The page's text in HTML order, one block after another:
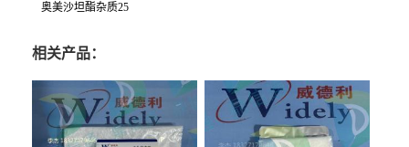
奥美沙坦酯杂质25
相关产品：